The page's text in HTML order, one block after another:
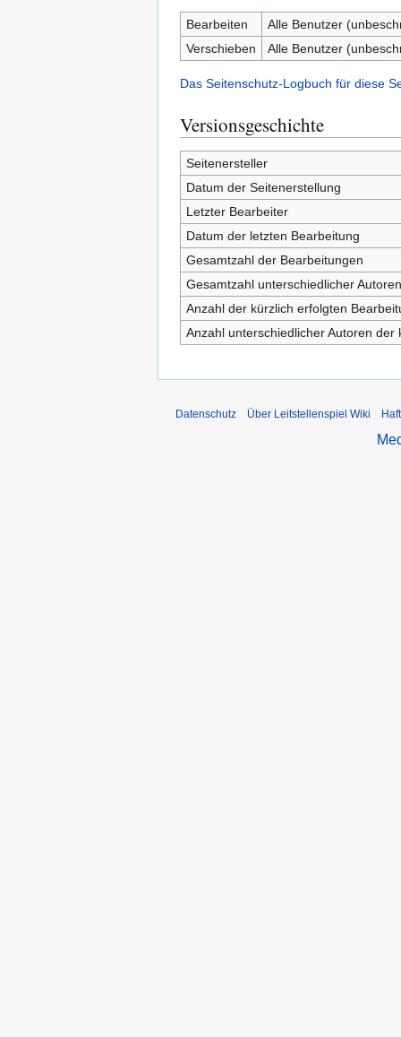
Bearbeiten
Alle Benutzer
Verschieben
Alle Benutzer
Das Seitenschutz-Logbuch für diese
Versionsgeschichte
Seitenersteller
Datum der Seitenerstellung
Letzter Bearbeiter
Datum der letzten Bearbeitung
Gesamtzahl der Bearbeitungen
Gesamtzahl unterschiedlicher Autoren
Anzahl der kürzlich erfolgten
Anzahl unterschiedlicher Autoren
Datenschutz Über Leitstellenspiel Wiki